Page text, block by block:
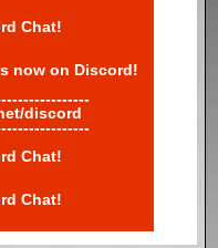
Chat!
now on Discord!
discord
Chat!
Chat!